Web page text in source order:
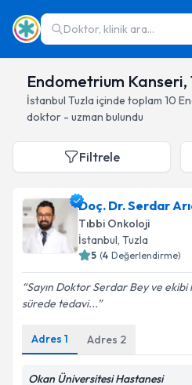
Doktor, klinik ara...
Endometrium Kanseri,
İstanbul Tuzla içinde toplam 10
doktor - uzman bulundu
Filtrele
Doç. Dr. Serdar
Tıbbi Onkoloji
İstanbul, Tuzla
5 (4 Değerlendirme)
Sayın Doktor Serdar Bey ve ekibi
sürede tedavi...
Adres 1 Adres 2
Okan Üniversitesi Hastanesi